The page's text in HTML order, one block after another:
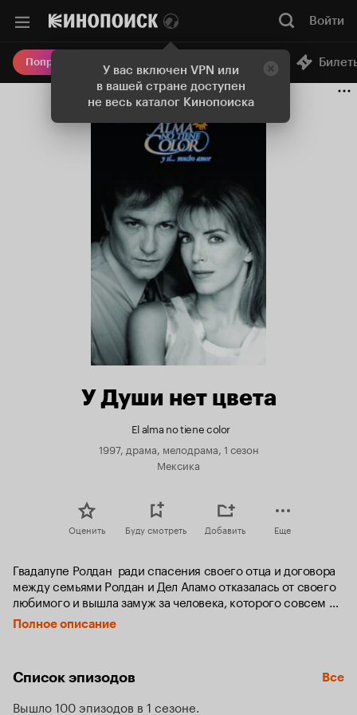
У вас включен VPN или
в вашей стране доступен
не весь каталог Кинопоиска
Войти
Попробовать Плюс Онлайн-кинотеатр
У Души нет цвета
El alma no tiene color
1997, драма, мелодрама, 1 сезон
Мексика
Оценить Буду смотреть Добавить Еще
Гвадалупе Ролдан  ради спасения своего отца и договора
между семьями Ролдан и Дел Аламо отказалась от своего
любимого и вышла замуж за человека, которого совсем не
любила. Гвадалупе никогда не думала, что сможет
полюбить своего мужа — Лисандро дель Аламо. Он, в свою
Гвадалупе понимает, что её муж это человек, от которого
Полное описание
Список эпизодов Все
Вышло 100 эпизодов в 1 сезоне